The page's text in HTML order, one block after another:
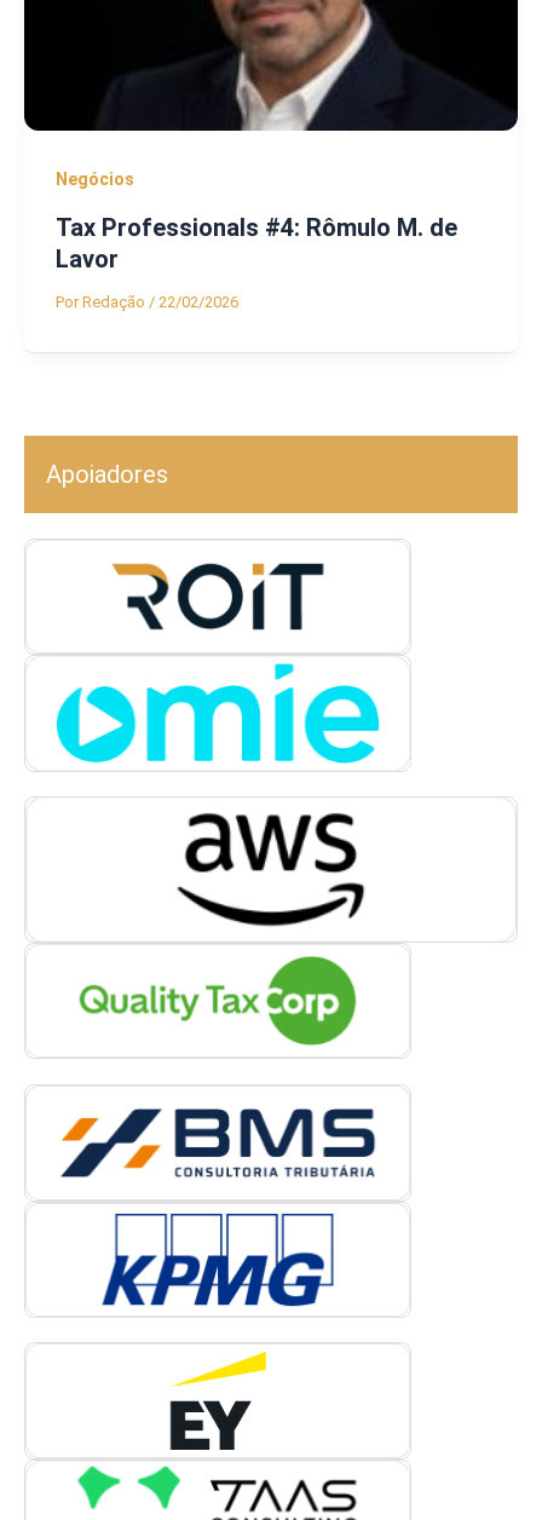
Negócios
Tax Professionals #4: Rômulo M. de
Lavor
PorRedação / 22/02/2026
Apoiadores